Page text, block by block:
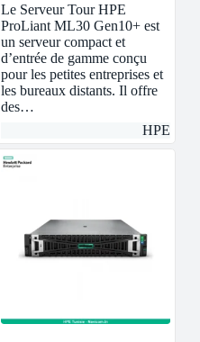
Le Serveur Tour HPE
ProLiant ML30 Gen10+ est
un serveur compact et
d’entrée de gamme conçu
pour les petites entreprises et
les bureaux distants. Il offre
des…
HPE